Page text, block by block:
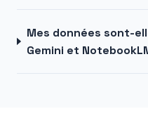
Mes données sont-
Gemini et